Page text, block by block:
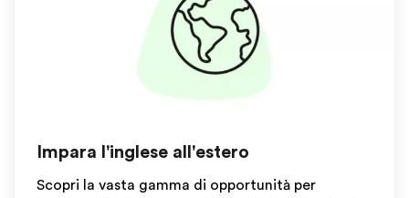
Impara l'inglese all'estero
Scopri la vasta gamma di opportunità per